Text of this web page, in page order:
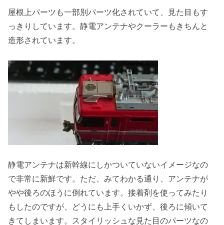
屋根上パーツも一部別パーツ化されていて、見た目もす
っきりしています。静電アンテナやクーラーもきちんと
造形されています。
静電アンテナは新幹線にしかついていないイメージなの
で非常に新鮮です。ただ、みてわかる通り、アンテナが
やや後ろのほうに倒れています。接着剤を使ってみたり
もしたのですが、どうにも上手くいかず、後ろに傾いて
きてしまいます。スタイリッシュな見た目のパーツなの